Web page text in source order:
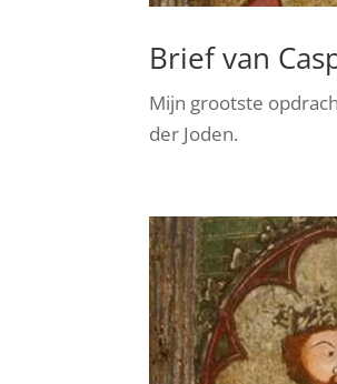
Brief van
Mijn grootste
der Joden.